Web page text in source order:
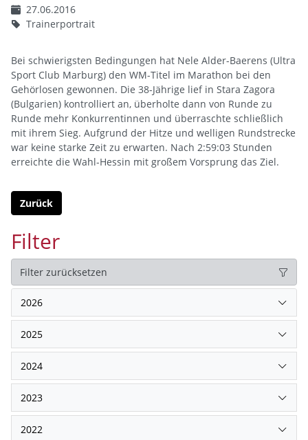
27.06.2016
Trainerportrait
Bei schwierigsten Bedingungen hat Nele Alder-Baerens (Ultra
Sport Club Marburg) den WM-Titel im Marathon bei den
Gehörlosen gewonnen. Die 38-Jährige lief in Stara Zagora
(Bulgarien) kontrolliert an, überholte dann von Runde zu
Runde mehr Konkurrentinnen und überraschte schließlich
mit ihrem Sieg. Aufgrund der Hitze und welligen Rundstrecke
war keine starke Zeit zu erwarten. Nach 2:59:03 Stunden
erreichte die Wahl-Hessin mit großem Vorsprung das Ziel.
Zurück
Filter
Filter zurücksetzen
2026
2025
2024
2023
2022